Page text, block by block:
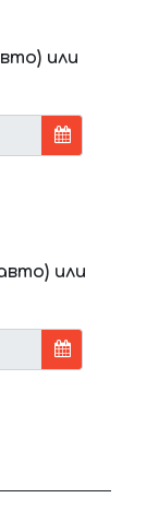
или
или